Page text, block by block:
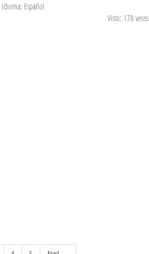
Idioma: Español
Visto: 178 veces